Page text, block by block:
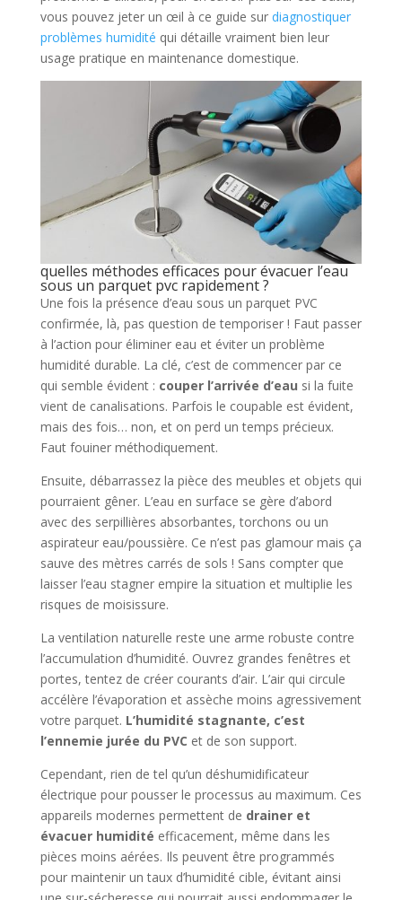
vous pouvez jeter un œil à ce guide sur diagnostiquer
problèmes humidité qui détaille vraiment bien leur
usage pratique en maintenance domestique.
quelles méthodes efficaces pour évacuer l’eau
sous un parquet pvc rapidement ?
Une fois la présence d’eau sous un parquet PVC
confirmée, là, pas question de temporiser ! Faut passer
à l’action pour éliminer eau et éviter un problème
humidité durable. La clé, c’est de commencer par ce
qui semble évident : couper l’arrivée d’eau si la fuite
vient de canalisations. Parfois le coupable est évident,
mais des fois… non, et on perd un temps précieux.
Faut fouiner méthodiquement.
Ensuite, débarrassez la pièce des meubles et objets qui
pourraient gêner. L’eau en surface se gère d’abord
avec des serpillières absorbantes, torchons ou un
aspirateur eau/poussière. Ce n’est pas glamour mais ça
sauve des mètres carrés de sols ! Sans compter que
laisser l’eau stagner empire la situation et multiplie les
risques de moisissure.
La ventilation naturelle reste une arme robuste contre
l’accumulation d’humidité. Ouvrez grandes fenêtres et
portes, tentez de créer courants d’air. L’air qui circule
accélère l’évaporation et assèche moins agressivement
votre parquet. L’humidité stagnante, c’est
l’ennemie jurée du PVC et de son support.
Cependant, rien de tel qu’un déshumidificateur
électrique pour pousser le processus au maximum. Ces
appareils modernes permettent de drainer et
évacuer humidité efficacement, même dans les
pièces moins aérées. Ils peuvent être programmés
pour maintenir un taux d’humidité cible, évitant ainsi